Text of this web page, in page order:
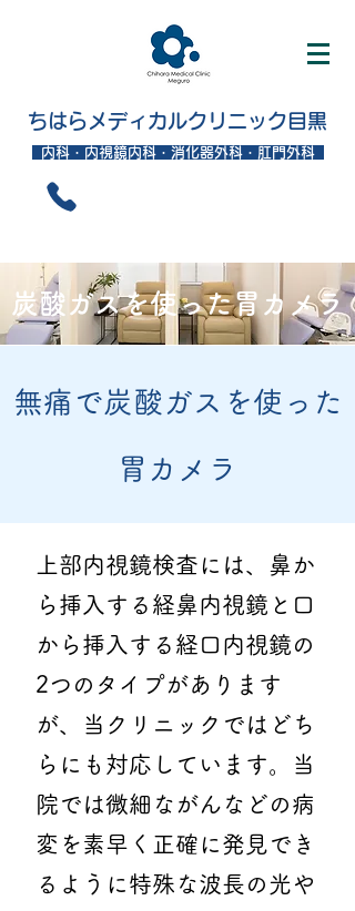
ちはらメディカルクリニック目黒
内科・内視鏡内科・消化器外科・肛門外科
炭酸ガスを使った胃カメラ
無痛で炭酸ガスを使った
胃カメラ
上部内視鏡検査には、鼻か
ら挿入する経鼻内視鏡と口
から挿入する経口内視鏡の
2つのタイプがあります
が、当クリニックではどち
らにも対応しています。当
院では微細ながんなどの病
変を素早く正確に発見でき
るように特殊な波長の光や